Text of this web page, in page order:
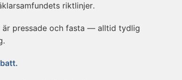
riktlinjer.
är pressade och fasta — alltid tydlig